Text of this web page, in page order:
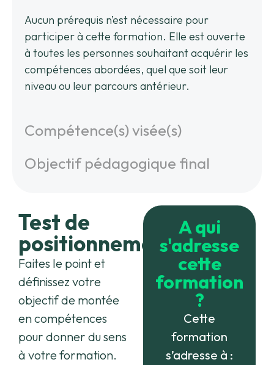
Compétence(s) visée(s)
Objectif pédagogique final
Aucun prérequis n’est nécessaire pour
participer à cette formation. Elle est ouverte
à toutes les personnes souhaitant acquérir les
compétences abordées, quel que soit leur
niveau ou leur parcours antérieur.
Test de
positionnement
Faites le point et
définissez votre
objectif de montée
en compétences
pour donner du sens
à votre formation.
A qui
s'adresse
cette
formation
?
Cette
formation
s’adresse à :